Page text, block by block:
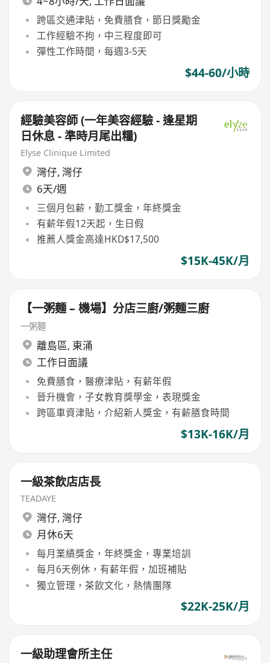
跨區交通津貼，免費膳食，節日獎勵金
工作經驗不拘，中三程度即可
彈性工作時間，每週3-5天
$44-60/小時
經驗美容師 (一年美容經驗 - 逢星期
日休息 - 準時月尾出糧)
Elyse Clinique Limited
灣仔, 灣仔
6天/週
三個月包薪，勤工獎金，年終獎金
有薪年假12天起，生日假
推薦人獎金高達HKD$17,500
$15K-45K/月
【一粥麵 – 機場】分店三廚/粥麵三廚
一粥麵
離島區, 東涌
工作日面議
免費膳食，醫療津貼，有薪年假
晉升機會，子女教育獎學金，表現獎金
跨區車資津貼，介紹新人獎金，有薪膳食時間
$13K-16K/月
一級茶飲店店長
TEADAYE
灣仔, 灣仔
月休6天
每月業績獎金，年終獎金，專業培訓
每月6天例休，有薪年假，加班補貼
獨立管理，茶飲文化，熱情團隊
$22K-25K/月
一級助理會所主任